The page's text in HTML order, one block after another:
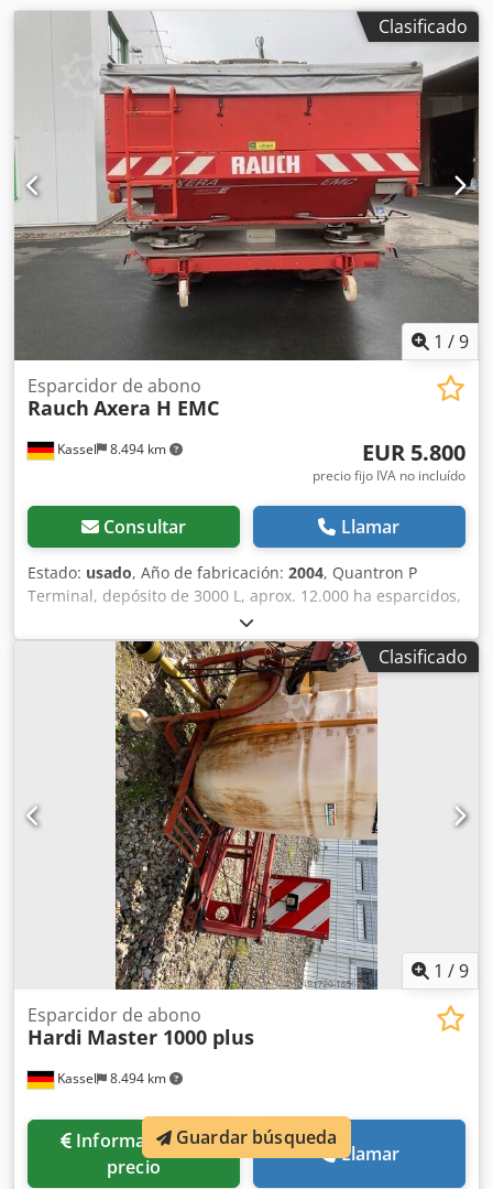
Clasificado
1 /9
Kassel 8.494 km
Esparcidor de abono
Rauch Axera H EMC
EUR 5.800
precio fijo IVA no incluído
Consultar Llamar
Estado: usado, Año de fabricación: 2004, Quantron P
Terminal, depósito de 3000 L, aprox. 12.000 ha esparcidos,
lona, ancho de trabajo 27 m, faldones guardabarros,
accionamiento hidráulico, sistema de iluminación.
Credetgqfdopfx Aixef
Clasificado
1 /9
Kassel 8.494 km
Esparcidor de abono
Hardi Master 1000 plus
Información de
precio
Llamar
Guardar búsqueda